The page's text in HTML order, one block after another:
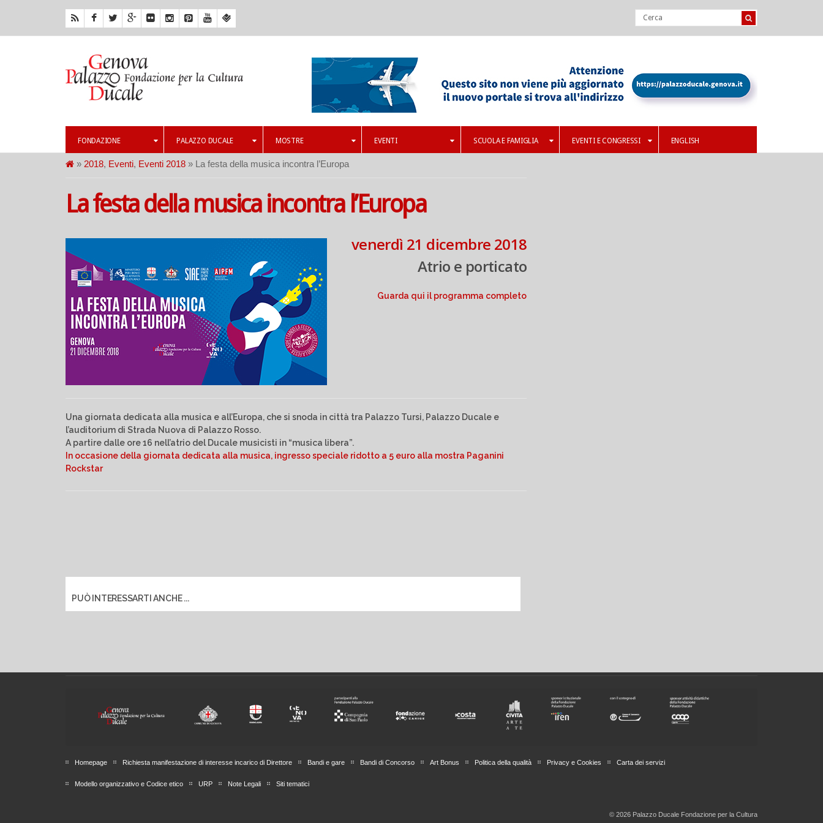
FONDAZIONE PALAZZO DUCALE MOSTRE EVENTI SCUOLA E FAMIGLIA EVENTI E CONGRESSI ENGLISH
» 2018, Eventi, Eventi 2018 » La festa della musica incontra l’Europa
La festa della musica incontra l’Europa
venerdì 21 dicembre 2018
Atrio e porticato
Guarda qui il programma completo
Una giornata dedicata alla musica e all’Europa, che si snoda in città tra Palazzo Tursi, Palazzo Ducale e
l’auditorium di Strada Nuova di Palazzo Rosso.
A partire dalle ore 16 nell’atrio del Ducale musicisti in “musica libera”.
In occasione della giornata dedicata alla musica, ingresso speciale ridotto a 5 euro alla mostra Paganini
Rockstar
PUÒ INTERESSARTI ANCHE ...
Homepage Richiesta manifestazione di interesse incarico di Direttore Bandi e gare Bandi di Concorso Art Bonus Politica della qualità Privacy e Cookies Carta dei servizi
Modello organizzativo e Codice etico URP Note Legali Siti tematici
© 2026 Palazzo Ducale Fondazione per la Cultura